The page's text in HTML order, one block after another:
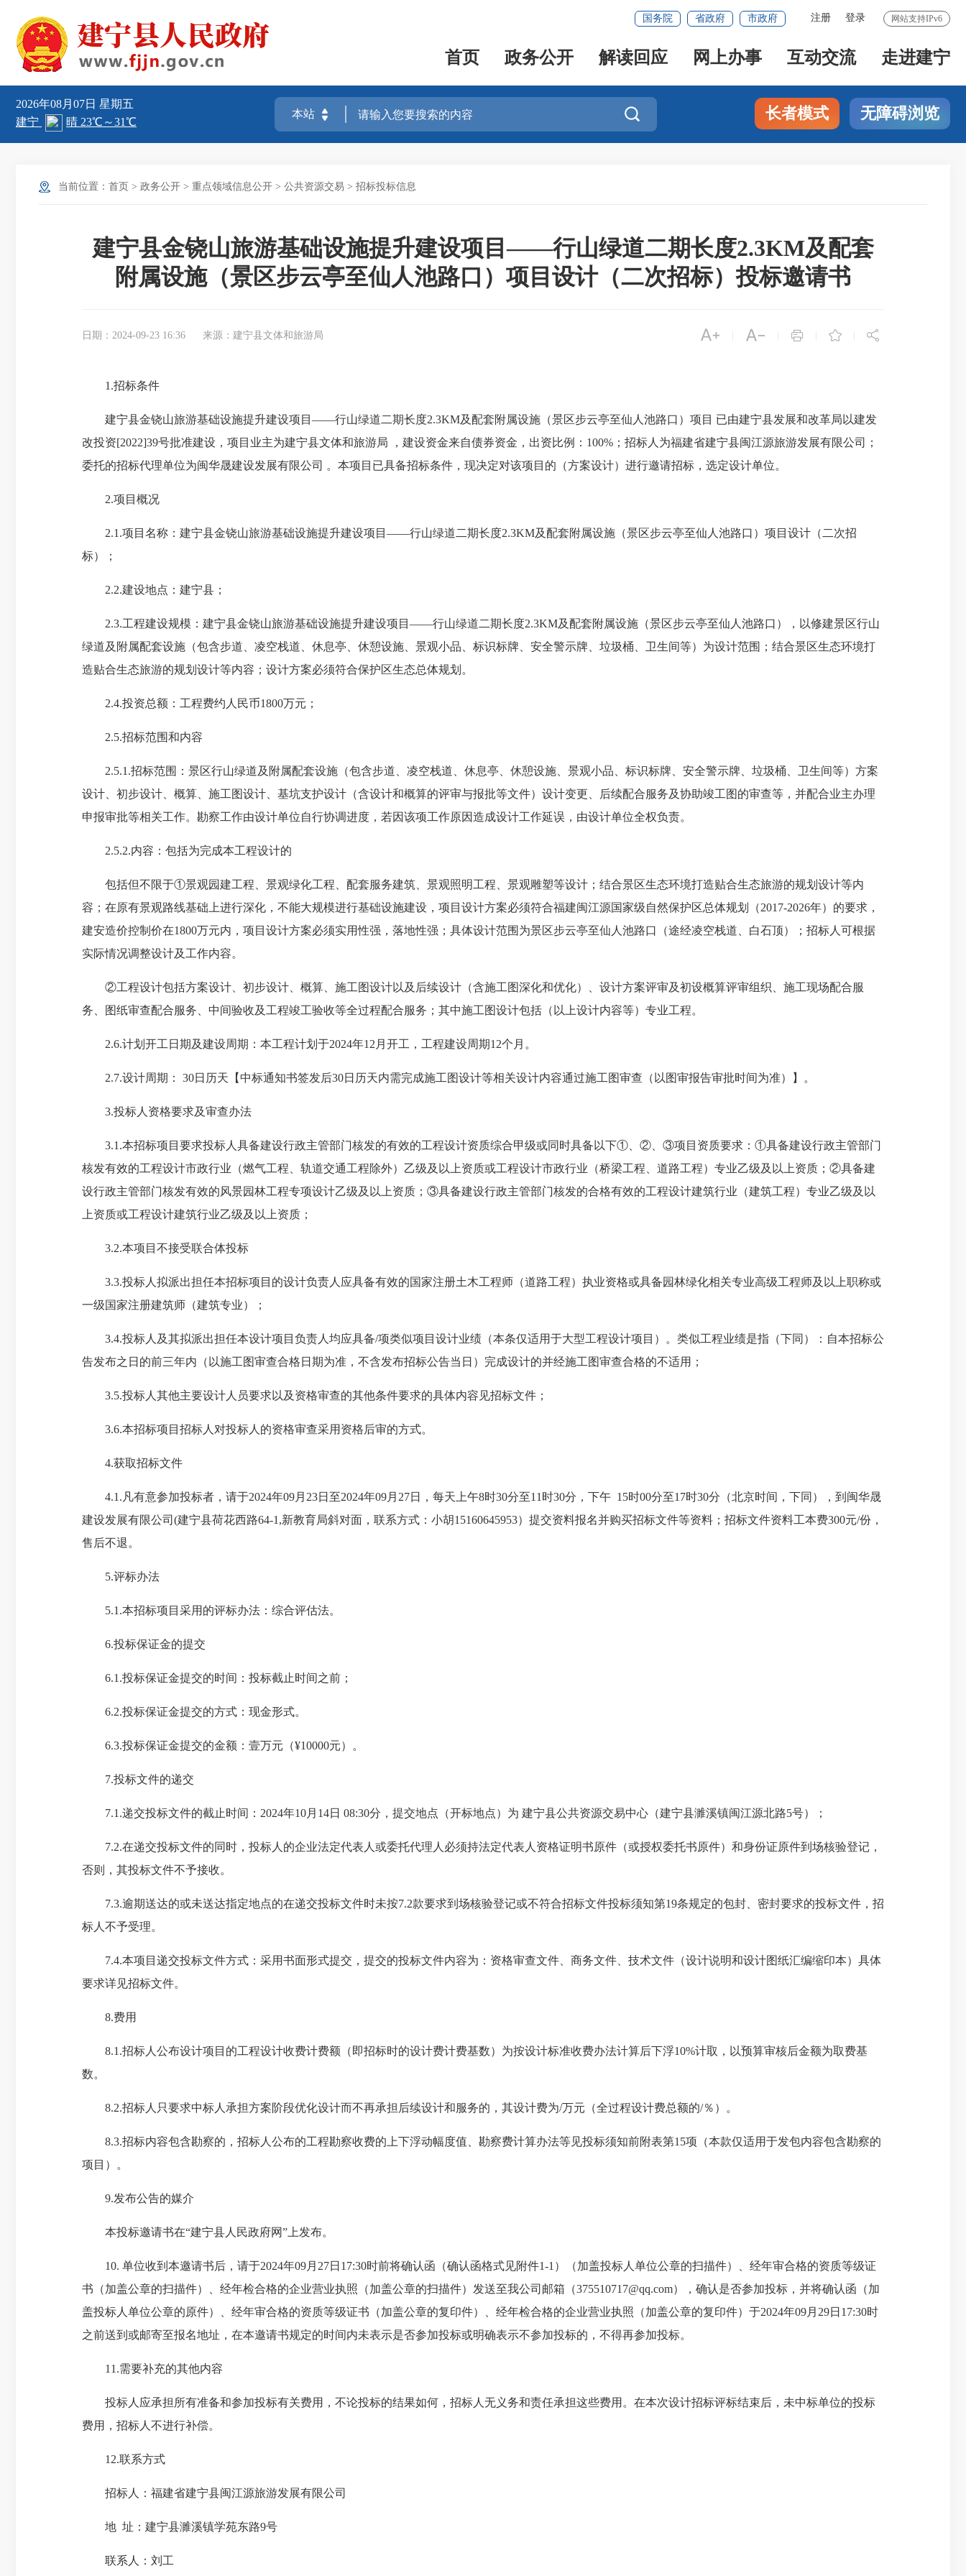
网站支持IPv6
注册 登录
国务院 省政府 市政府
首页 政务公开 解读回应 网上办事 互动交流 走进建宁
2026年08月07日 星期五
 长者模式 无障碍浏览
当前位置： 首页 > 政务公开 > 重点领域信息公开 > 公共资源交易 > 招标投标信息
建宁县金铙山旅游基础设施提升建设项目——行山绿道二期长度2.3KM及配套
附属设施（景区步云亭至仙人池路口）项目设计（二次招标）投标邀请书
日期：2024-09-23 16:36 来源：建宁县文体和旅游局     
1.招标条件
建宁县金铙山旅游基础设施提升建设项目——行山绿道二期长度2.3KM及配套附属设施（景区步云亭至仙人池路口）项目 已由建宁县发展和改革局以建发
改投资[2022]39号批准建设，项目业主为建宁县文体和旅游局 ，建设资金来自债券资金，出资比例：100%；招标人为福建省建宁县闽江源旅游发展有限公司；
委托的招标代理单位为闽华晟建设发展有限公司 。本项目已具备招标条件，现决定对该项目的（方案设计）进行邀请招标，选定设计单位。
2.项目概况
2.1.项目名称：建宁县金铙山旅游基础设施提升建设项目——行山绿道二期长度2.3KM及配套附属设施（景区步云亭至仙人池路口）项目设计（二次招
标）；
2.2.建设地点：建宁县；
2.3.工程建设规模：建宁县金铙山旅游基础设施提升建设项目——行山绿道二期长度2.3KM及配套附属设施（景区步云亭至仙人池路口），以修建景区行山
绿道及附属配套设施（包含步道、凌空栈道、休息亭、休憩设施、景观小品、标识标牌、安全警示牌、垃圾桶、卫生间等）为设计范围；结合景区生态环境打
造贴合生态旅游的规划设计等内容；设计方案必须符合保护区生态总体规划。
2.4.投资总额：工程费约人民币1800万元；
2.5.招标范围和内容
2.5.1.招标范围：景区行山绿道及附属配套设施（包含步道、凌空栈道、休息亭、休憩设施、景观小品、标识标牌、安全警示牌、垃圾桶、卫生间等）方案
设计、初步设计、概算、施工图设计、基坑支护设计（含设计和概算的评审与报批等文件）设计变更、后续配合服务及协助竣工图的审查等，并配合业主办理
申报审批等相关工作。勘察工作由设计单位自行协调进度，若因该项工作原因造成设计工作延误，由设计单位全权负责。
2.5.2.内容：包括为完成本工程设计的
包括但不限于①景观园建工程、景观绿化工程、配套服务建筑、景观照明工程、景观雕塑等设计；结合景区生态环境打造贴合生态旅游的规划设计等内
容；在原有景观路线基础上进行深化，不能大规模进行基础设施建设，项目设计方案必须符合福建闽江源国家级自然保护区总体规划（2017-2026年）的要求，
建安造价控制价在1800万元内，项目设计方案必须实用性强，落地性强；具体设计范围为景区步云亭至仙人池路口（途经凌空栈道、白石顶）；招标人可根据
实际情况调整设计及工作内容。
②工程设计包括方案设计、初步设计、概算、施工图设计以及后续设计（含施工图深化和优化）、设计方案评审及初设概算评审组织、施工现场配合服
务、图纸审查配合服务、中间验收及工程竣工验收等全过程配合服务；其中施工图设计包括（以上设计内容等）专业工程。
2.6.计划开工日期及建设周期：本工程计划于2024年12月开工，工程建设周期12个月。
2.7.设计周期： 30日历天【中标通知书签发后30日历天内需完成施工图设计等相关设计内容通过施工图审查（以图审报告审批时间为准）】。
3.投标人资格要求及审查办法
3.1.本招标项目要求投标人具备建设行政主管部门核发的有效的工程设计资质综合甲级或同时具备以下①、②、③项目资质要求：①具备建设行政主管部门
核发有效的工程设计市政行业（燃气工程、轨道交通工程除外）乙级及以上资质或工程设计市政行业（桥梁工程、道路工程）专业乙级及以上资质；②具备建
设行政主管部门核发有效的风景园林工程专项设计乙级及以上资质；③具备建设行政主管部门核发的合格有效的工程设计建筑行业（建筑工程）专业乙级及以
上资质或工程设计建筑行业乙级及以上资质；
3.2.本项目不接受联合体投标
3.3.投标人拟派出担任本招标项目的设计负责人应具备有效的国家注册土木工程师（道路工程）执业资格或具备园林绿化相关专业高级工程师及以上职称或
一级国家注册建筑师（建筑专业）；
3.4.投标人及其拟派出担任本设计项目负责人均应具备/项类似项目设计业绩（本条仅适用于大型工程设计项目）。类似工程业绩是指（下同）：自本招标公
告发布之日的前三年内（以施工图审查合格日期为准，不含发布招标公告当日）完成设计的并经施工图审查合格的不适用；
3.5.投标人其他主要设计人员要求以及资格审查的其他条件要求的具体内容见招标文件；
3.6.本招标项目招标人对投标人的资格审查采用资格后审的方式。
4.获取招标文件
4.1.凡有意参加投标者，请于2024年09月23日至2024年09月27日，每天上午8时30分至11时30分，下午 15时00分至17时30分（北京时间，下同），到闽华晟
建设发展有限公司(建宁县荷花西路64-1,新教育局斜对面，联系方式：小胡15160645953）提交资料报名并购买招标文件等资料；招标文件资料工本费300元/份，
售后不退。
5.评标办法
5.1.本招标项目采用的评标办法：综合评估法。
6.投标保证金的提交
6.1.投标保证金提交的时间：投标截止时间之前；
6.2.投标保证金提交的方式：现金形式。
6.3.投标保证金提交的金额：壹万元（¥10000元）。
7.投标文件的递交
7.1.递交投标文件的截止时间：2024年10月14日 08:30分，提交地点（开标地点）为 建宁县公共资源交易中心（建宁县濉溪镇闽江源北路5号）；
7.2.在递交投标文件的同时，投标人的企业法定代表人或委托代理人必须持法定代表人资格证明书原件（或授权委托书原件）和身份证原件到场核验登记，
否则，其投标文件不予接收。
7.3.逾期送达的或未送达指定地点的在递交投标文件时未按7.2款要求到场核验登记或不符合招标文件投标须知第19条规定的包封、密封要求的投标文件，招
标人不予受理。
7.4.本项目递交投标文件方式：采用书面形式提交，提交的投标文件内容为：资格审查文件、商务文件、技术文件（设计说明和设计图纸汇编缩印本）具体
要求详见招标文件。
8.费用
8.1.招标人公布设计项目的工程设计收费计费额（即招标时的设计费计费基数）为按设计标准收费办法计算后下浮10%计取，以预算审核后金额为取费基
数。
8.2.招标人只要求中标人承担方案阶段优化设计而不再承担后续设计和服务的，其设计费为/万元（全过程设计费总额的/％）。
8.3.招标内容包含勘察的，招标人公布的工程勘察收费的上下浮动幅度值、勘察费计算办法等见投标须知前附表第15项（本款仅适用于发包内容包含勘察的
项目）。
9.发布公告的媒介
本投标邀请书在“建宁县人民政府网”上发布。
10. 单位收到本邀请书后，请于2024年09月27日17:30时前将确认函（确认函格式见附件1-1）（加盖投标人单位公章的扫描件）、经年审合格的资质等级证
书（加盖公章的扫描件）、经年检合格的企业营业执照（加盖公章的扫描件）发送至我公司邮箱（375510717@qq.com），确认是否参加投标，并将确认函（加
盖投标人单位公章的原件）、经年审合格的资质等级证书（加盖公章的复印件）、经年检合格的企业营业执照（加盖公章的复印件）于2024年09月29日17:30时
之前送到或邮寄至报名地址，在本邀请书规定的时间内未表示是否参加投标或明确表示不参加投标的，不得再参加投标。
11.需要补充的其他内容
投标人应承担所有准备和参加投标有关费用，不论投标的结果如何，招标人无义务和责任承担这些费用。在本次设计招标评标结束后，未中标单位的投标
费用，招标人不进行补偿。
12.联系方式
招标人：福建省建宁县闽江源旅游发展有限公司
地 址：建宁县濉溪镇学苑东路9号
联系人：刘工